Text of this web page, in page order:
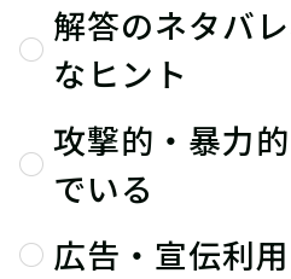
解答のネタバ
なヒント
攻撃的・暴力
でいる
広告・宣伝利用